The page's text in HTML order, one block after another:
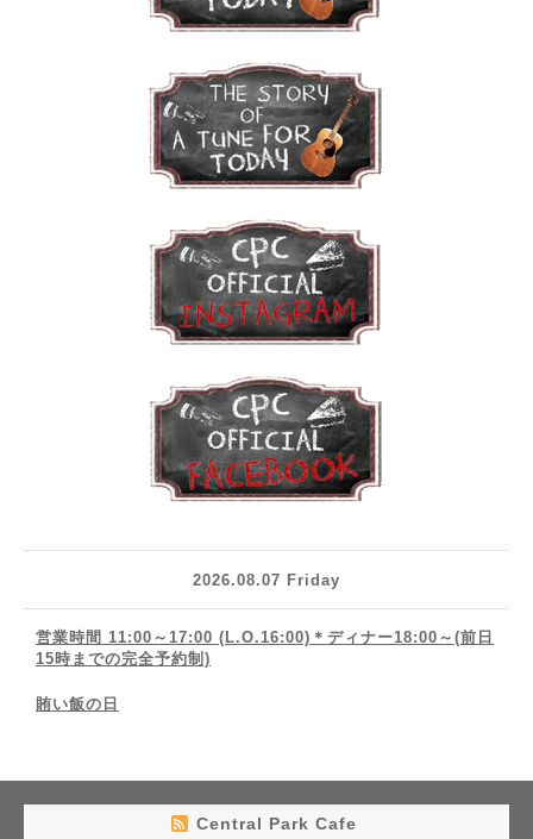
2026.08.07 Friday
営業時間 11:00～17:00 (L.O.16:00)＊ディナー18:00～(前日
15時までの完全予約制)
賄い飯の日
Central Park Cafe